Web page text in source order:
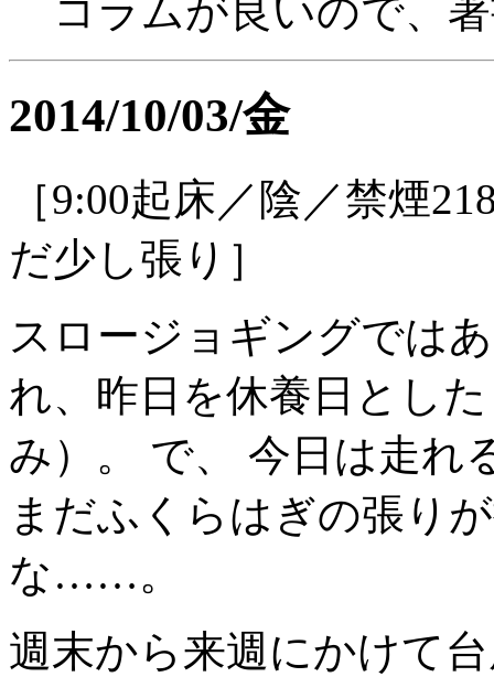
コラムが良いので、
2014/10/03/金
［9:00起床／陰／禁煙
だ少し張り］
スロージョギングでは
れ、昨日を休養日とし
み）。 で、 今日は走
まだふくらはぎの張り
な……。
週末から来週にかけて